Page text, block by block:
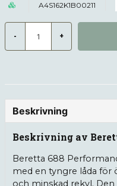
A4S162K1B00211
- +
Beskrivning
Beskrivning av
Beretta 688
med en tyngre låda för
och minskad rekyl.